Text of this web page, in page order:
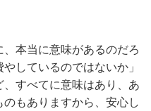
本当に意味があるのだろ
しているのではないか」
すべてに意味はあり、あ
もありますから、安心し